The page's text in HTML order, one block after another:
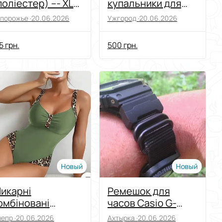
--- XL
·20.06.2026
грн.
купальники для
пляжу та басейну
Ужгород ·20.06.2026
500 грн.
Новый
для
·20.06.2026
Новый
Ремешок для
часов Casio G-
Shock,
Ахтырка ·20.06.2026